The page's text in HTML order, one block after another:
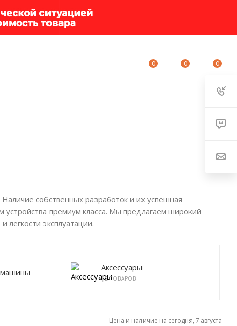
0 0 0
Аксессуары
12 ТОВАРОВ
собственных разработок и их успешная
премиум класса. Мы предлагаем широкий
эксплуатации.
Цена и наличие на сегодня, 7 августа